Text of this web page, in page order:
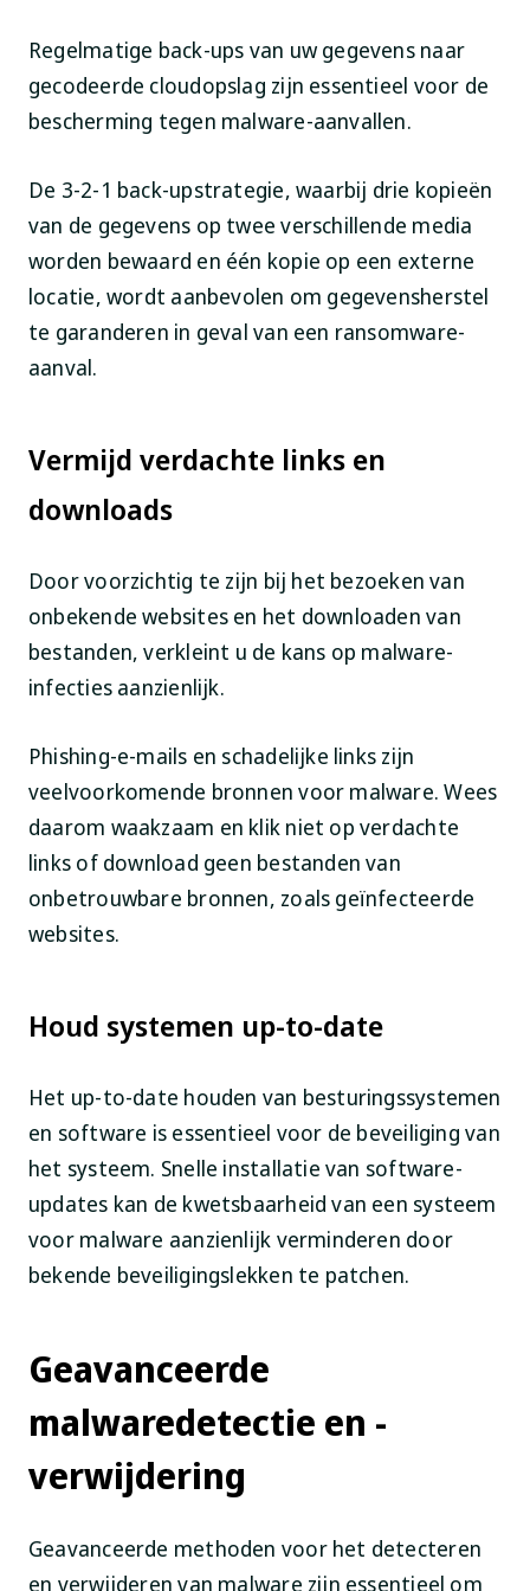
Regelmatige back-ups van uw gegevens naar
gecodeerde cloudopslag zijn essentieel voor de
bescherming tegen malware-aanvallen.
De 3-2-1 back-upstrategie, waarbij drie kopieën
van de gegevens op twee verschillende media
worden bewaard en één kopie op een externe
locatie, wordt aanbevolen om gegevensherstel
te garanderen in geval van een ransomware-
aanval.
Vermijd verdachte links en
downloads
Door voorzichtig te zijn bij het bezoeken van
onbekende websites en het downloaden van
bestanden, verkleint u de kans op malware-
infecties aanzienlijk.
Phishing-e-mails en schadelijke links zijn
veelvoorkomende bronnen voor malware. Wees
daarom waakzaam en klik niet op verdachte
links of download geen bestanden van
onbetrouwbare bronnen, zoals geïnfecteerde
websites.
Houd systemen up-to-date
Het up-to-date houden van besturingssystemen
en software is essentieel voor de beveiliging van
het systeem. Snelle installatie van software-
updates kan de kwetsbaarheid van een systeem
voor malware aanzienlijk verminderen door
bekende beveiligingslekken te patchen.
Geavanceerde
malwaredetectie en -
verwijdering
Geavanceerde methoden voor het detecteren
en verwijderen van malware zijn essentieel om